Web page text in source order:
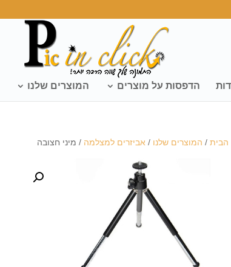
הדפסות על מוצרים המוצרים שלנו
הבית/ המוצרים שלנו / אביזרים למצלמה / מיני חצובה